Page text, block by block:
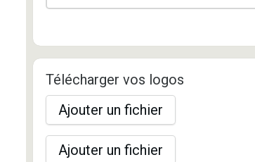
Télécharger vos logos
Ajouter un fichier
Ajouter un fichier